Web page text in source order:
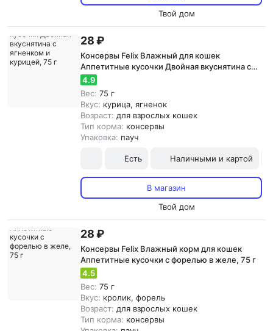
Твой дом
28 ₽
Консервы Felix Влажный для кошек
Аппетитные кусочки Двойная вкуснятина с
ягненком и курицей, 75 г
4.9
Вес: 75 г
Вкус: курица, ягненок
Возраст: для взрослых кошек
Тип корма: консервы
Упаковка: пауч
Есть Наличными и картой
В магазин
Твой дом
28 ₽
Консервы Felix Влажный корм для кошек
Аппетитные кусочки с форелью в желе, 75 г
4.5
Вес: 75 г
Вкус: кролик, форель
Возраст: для взрослых кошек
Тип корма: консервы